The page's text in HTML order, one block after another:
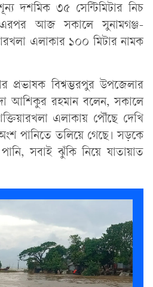
দশমিক ৩৫ সেন্টিমিটার নিচ
এরপর আজ সকালে সুনামগঞ্জ-
এলাকার ১০০ মিটার নামক
প্রভাষক বিশ্বম্ভরপুর উপজেলার
আশিকুর রহমান বলেন, সকালে
এলাকায় পৌঁছে দেখি
পানিতে তলিয়ে গেছে। সড়কে
সবাই ঝুঁকি নিয়ে যাতায়াত